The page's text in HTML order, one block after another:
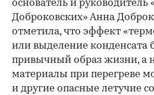
основатель и руководитель
Доброковских» Анна
отметила, что эффект
или выделение конденсата
привычный образ жизни, а
материалы при перегреве
и другие опасные летучие